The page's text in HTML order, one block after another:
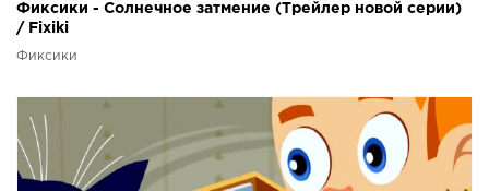
Фиксики - Солнечное затмение (Трейлер новой серии)
/ Fixiki
Фиксики